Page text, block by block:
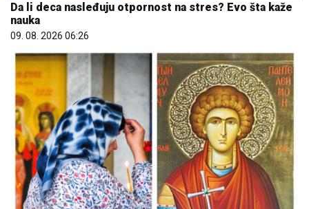
Da li deca nasleđuju otpornost na stres? Evo šta kaže
nauka
09. 08. 2026 06:26